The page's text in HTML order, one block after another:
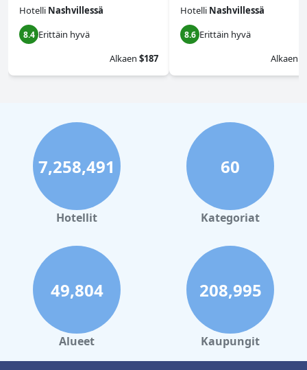
Hotelli Nashvillessä
8.4 Erittäin hyvä
Alkaen $187
Hotelli Nashvillessä
8.6 Erittäin hyvä
Alkaen
7,258,491
Hotellit
60
Kategoriat
49,804
Alueet
208,995
Kaupungit